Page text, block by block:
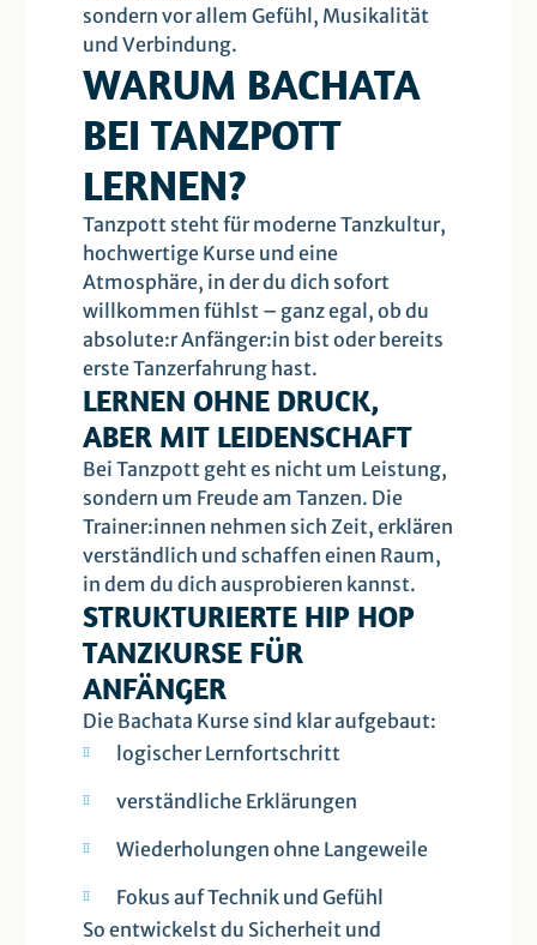
sondern vor allem Gefühl, Musikalität
und Verbindung.
WARUM BACHATA
BEI TANZPOTT
LERNEN?
Tanzpott steht für moderne Tanzkultur,
hochwertige Kurse und eine
Atmosphäre, in der du dich sofort
willkommen fühlst – ganz egal, ob du
absolute:r Anfänger:in bist oder bereits
erste Tanzerfahrung hast.
LERNEN OHNE DRUCK,
ABER MIT LEIDENSCHAFT
Bei Tanzpott geht es nicht um Leistung,
sondern um Freude am Tanzen. Die
Trainer:innen nehmen sich Zeit, erklären
verständlich und schaffen einen Raum,
in dem du dich ausprobieren kannst.
STRUKTURIERTE HIP HOP
TANZKURSE FÜR
ANFÄNGER
Die Bachata Kurse sind klar aufgebaut:
logischer Lernfortschritt
verständliche Erklärungen
Wiederholungen ohne Langeweile
Fokus auf Technik und Gefühl
So entwickelst du Sicherheit und